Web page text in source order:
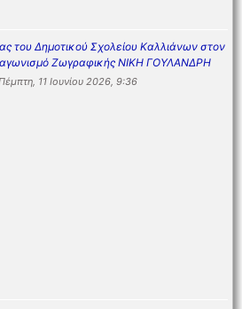
του Δημοτικού Σχολείου Καλλιάνων στον
Ζωγραφικής ΝΙΚΗ ΓΟΥΛΑΝΔΡΗ
11 Ιουνίου 2026, 9:36